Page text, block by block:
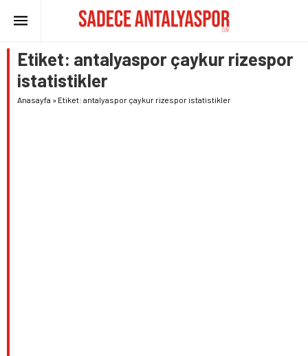
Etiket: antalyaspor çaykur rizespor
istatistikler
Anasayfa » Etiket: antalyaspor çaykur rizespor istatistikler